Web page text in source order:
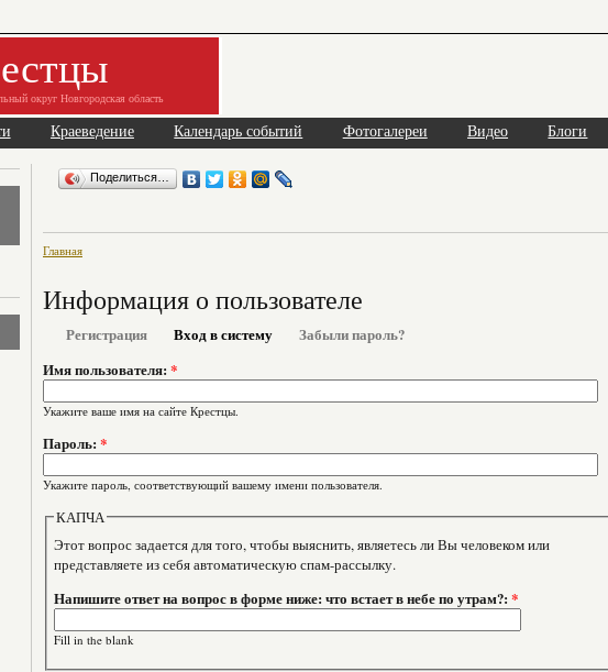
округ Новгородская область
Краеведение Календарь событий Фотогалереи Видео Блоги
Поделиться…
Главная
Информация о пользователе
Регистрация Вход в систему
Забыли пароль?
Имя пользователя: *
Укажите ваше имя на сайте Крестцы.
Пароль: *
Укажите пароль, соответствующий вашему имени пользователя.
КАПЧА
Этот вопрос задается для того, чтобы выяснить, являетесь ли Вы человеком или
представляете из себя автоматическую спам-рассылку.
Напишите ответ на вопрос в форме ниже: что встает в небе по утрам?:*
Fill in the blank